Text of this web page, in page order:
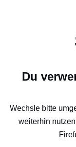
Du
Wechsle bitte
weiterhin